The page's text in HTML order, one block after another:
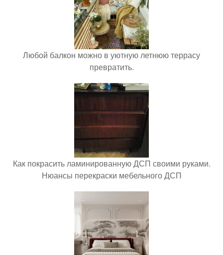
Любой балкон можно в уютную летнюю террасу
превратить.
Как покрасить ламинированную ДСП своими руками.
Нюансы перекраски мебельного ДСП